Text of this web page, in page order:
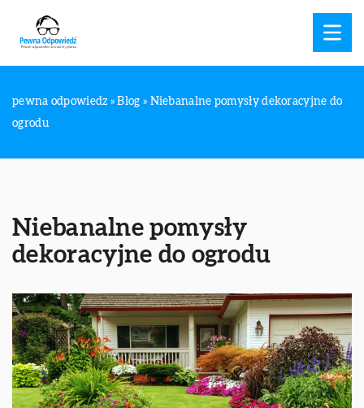
pewna odpowiedz »Blog » Niebanalne pomysły dekoracyjne do
ogrodu
Niebanalne pomysły
dekoracyjne do ogrodu